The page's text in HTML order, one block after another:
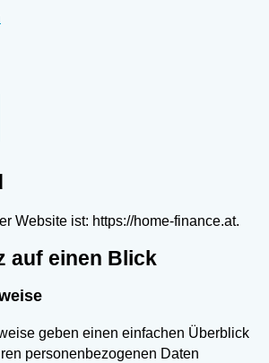
Website ist: https://home-finance.at.
auf einen Blick
geben einen einfachen Überblick
personenbezogenen Daten